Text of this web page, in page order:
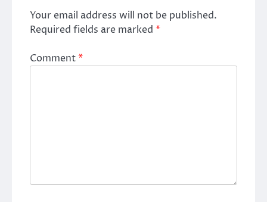
Your email address will not be published.
Required fields are marked *
Comment*